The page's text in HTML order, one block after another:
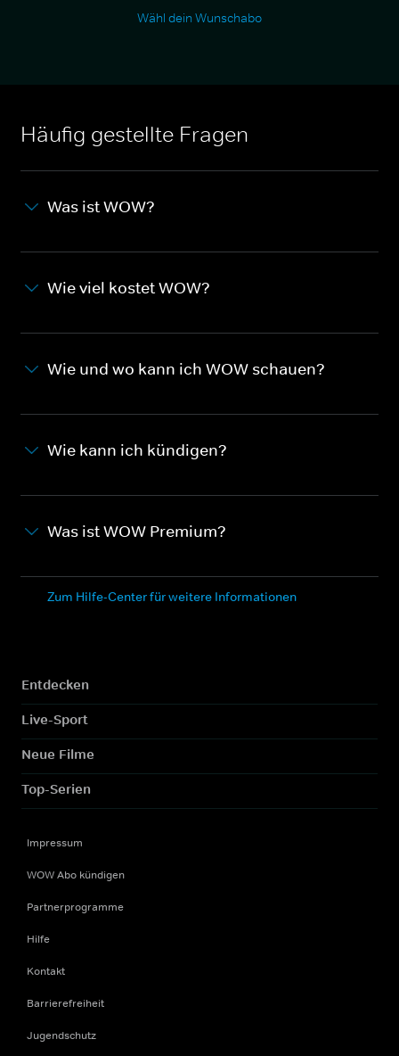
Wähl dein Wunschabo
Häufig gestellte Fragen
Was ist WOW?
Wie viel kostet WOW?
Wie und wo kann ich WOW schauen?
Wie kann ich kündigen?
Was ist WOW Premium?
Zum Hilfe-Center für weitere Informationen
Entdecken
Live-Sport
Neue Filme
Top-Serien
Impressum
WOW Abo kündigen
Partnerprogramme
Hilfe
Kontakt
Barrierefreiheit
Jugendschutz